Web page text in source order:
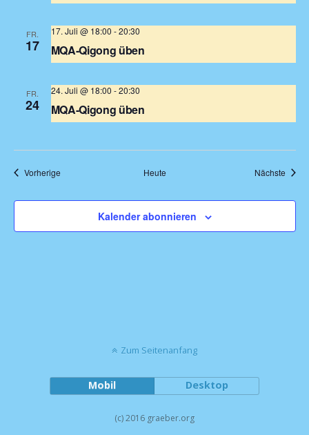
FR.
17 MQA-Qigong üben
17. Juli @ 18:00 -20:30
FR.
24 MQA-Qigong üben
24. Juli @ 18:00 -20:30
VorherigeVeranstaltungen Heute Nächste
Kalender abonnieren
Zum Seitenanfang
Mobil Desktop
(c) 2016 graeber.org